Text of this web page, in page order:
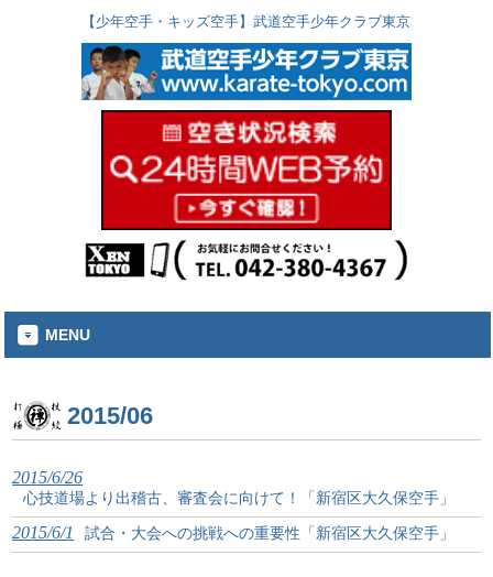
【少年空手・キッズ空手】武道空手少年クラブ東京
MENU
2015/06
2015/6/26
心技道場より出稽古、審査会に向けて！「新宿区大久保空手」
2015/6/1 試合・大会への挑戦への重要性「新宿区大久保空手」